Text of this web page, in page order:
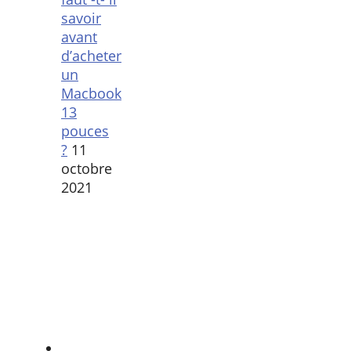
savoir
avant
d’acheter
un
Macbook
13
pouces
? 11
octobre
2021